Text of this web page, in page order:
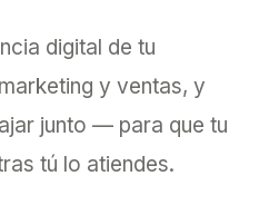
digital de tu
y ventas, y
junto — para que tu
tú lo atiendes.